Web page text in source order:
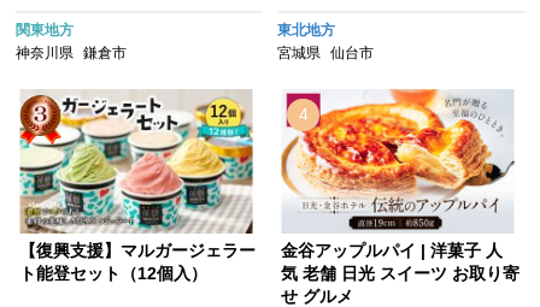
関東地方
神奈川県
鎌倉市
東北地方
宮城県
仙台市
【復興支援】マルガージェラー
ト能登セット（12個入）
4
金谷アップルパイ | 洋菓子 人
気 老舗 日光 スイーツ お取り寄
せ グルメ